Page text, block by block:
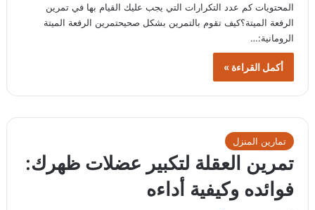
المحتويات كم عدد التكرارات التي يجب عليك القيام بها في تمرين
الرفعة الميتة؟كيف تقوم بالتمرين بشكل صحيحتمرين الرفعة الميتة
الرومانية:…
أكمل القراءة »
تمارين المنزل
تمرين العقلة لتكبير عضلات ظهرك:
فوائده وكيفية أداءه